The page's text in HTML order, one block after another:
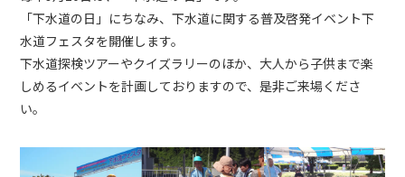
「下水道の日」にちなみ、下水道に関する普及啓発イベント下
水道フェスタを開催します。
下水道探検ツアーやクイズラリーのほか、大人から子供まで楽
しめるイベントを計画しておりますので、是非ご来場くださ
い。